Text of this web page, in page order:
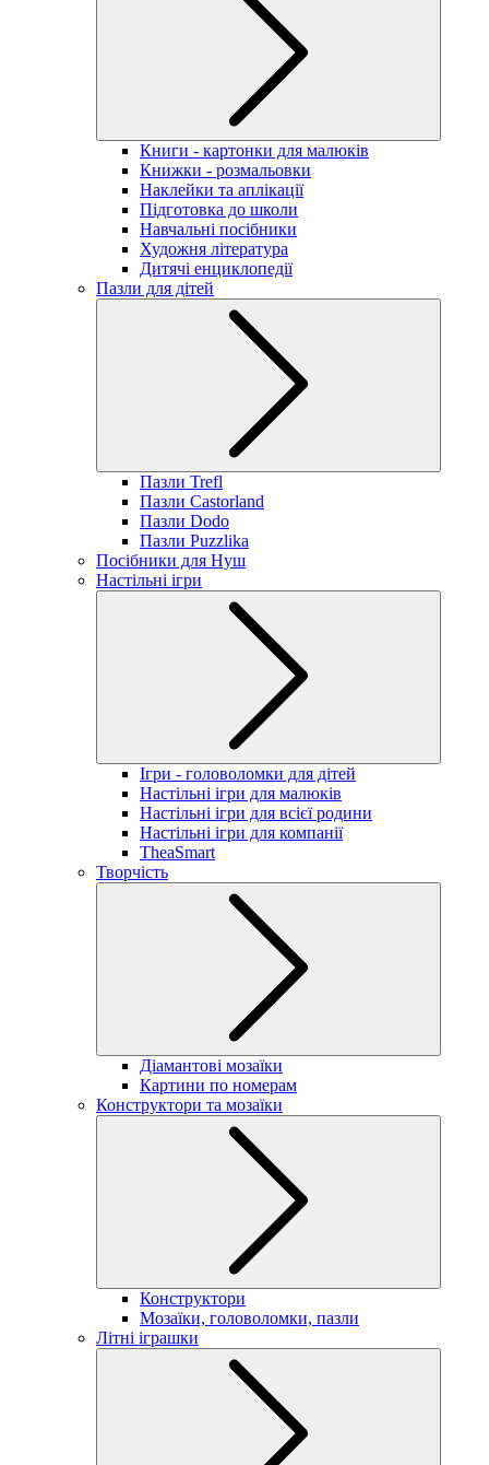
Книги - картонки для малюків
Книжки - розмальовки
Наклейки та аплікації
Підготовка до школи
Навчальні посібники
Художня література
Дитячі енциклопедії
Пазли для дітей
Пазли Trefl
Пазли Castorland
Пазли Dodo
Пазли Puzzlika
Посібники для Нуш
Настільні ігри
Ігри - головоломки для дітей
Настільні ігри для малюків
Настільні ігри для всієї родини
Настільні ігри для компанії
TheaSmart
Творчість
Діамантові мозаїки
Картини по номерам
Конструктори та мозаїки
Конструктори
Мозаїки, головоломки, пазли
Літні іграшки